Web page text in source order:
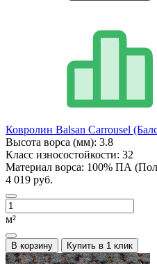
Ковролин Balsan Carrousel
Высота ворса (мм): 3.8
Класс износостойкости: 32
Материал ворса: 100% ПА
4 019 руб.
м²
В корзину Купить в 1 клик